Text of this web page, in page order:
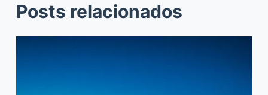
Posts relacionados